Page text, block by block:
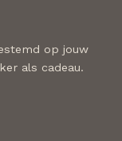
op jouw
als cadeau.